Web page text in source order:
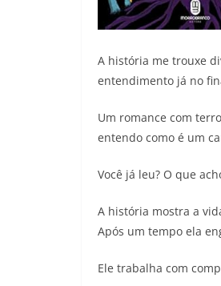
A história me trouxe
entendimento já no
Um romance com
entendo como é um
Você já leu? O que
A história mostra a
Após um tempo ela
Ele trabalha com